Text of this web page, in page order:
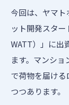
今回は、ヤマ
ット開発スタ
WATT）」に出
ます。マンシ
で荷物を届け
つつあります。